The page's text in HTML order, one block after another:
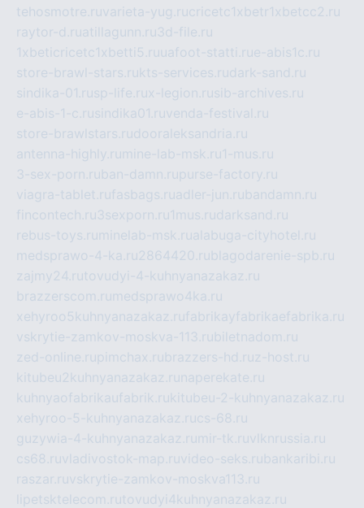
tehosmotre.ruvarieta-yug.rucricetc1xbetr1xbetcc2.ru
raytor-d.ruatillagunn.ru3d-file.ru
1xbeticricetc1xbetti5.ruuafoot-statti.rue-abis1c.ru
store-brawl-stars.rukts-services.rudark-sand.ru
sindika-01.rusp-life.rux-legion.rusib-archives.ru
e-abis-1-c.rusindika01.ruvenda-festival.ru
store-brawlstars.rudooraleksandria.ru
antenna-highly.ru mine-lab-msk.ru1-mus.ru
3-sex-porn.ruban-damn.rupurse-factory.ru
viagra-tablet.rufasbags.ruadler-jun.rubandamn.ru
fincontech.ru3sexporn.ru1mus.rudarksand.ru
rebus-toys.ru minelab-msk.rualabuga-cityhotel.ru
medsprawo-4-ka.ru2864420.rublagodarenie-spb.ru
zajmy24.rutovudyi-4-kuhnyanazakaz.ru
brazzerscom.ru medsprawo4ka.ru
xehyroo5kuhnyanazakaz.rufabrikayfabrikaefabrika.ru
vskrytie-zamkov-moskva-113.rubiletnadom.ru
zed-online.rupimchax.rubrazzers-hd.ruz-host.ru
kitubeu2kuhnyanazakaz.ru naperekate.ru
kuhnyaofabrikaufabrik.rukitubeu-2-kuhnyanazakaz.ru
xehyroo-5-kuhnyanazakaz.rucs-68.ru
guzywia-4-kuhnyanazakaz.ru mir-tk.ruvlknrussia.ru
cs68.ruvladivostok-map.ruvideo-seks.rubankaribi.ru
raszar.ruvskrytie-zamkov-moskva113.ru
lipetsktelecom.rutovudyi4kuhnyanazakaz.ru